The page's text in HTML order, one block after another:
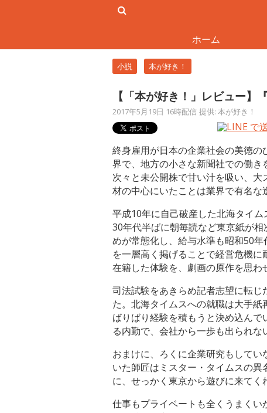
ホーム
小説 本が好き！
【「本が好き！」レビュー】
2017年5月19日 16時配信 提供: 本が好き！
終身雇用が日本の企業社会の美徳
界で、地方の小さな新聞社での働
次々と未公開株で甘い汁を吸い、
材の中心にいたことは業界で有名な
平成10年に自己破産した北海タイ
30年代半ばに朝毎読など東京紙が
めが常態化し、給与水準も昭和50
を一層高く掲げることで経営危機
在籍した体験を、劇画の原作を思わ
司法試験をあきらめ記者志望に転
た。北海タイムスへの就職は大手
ばりばり経験を積もうと決め込ん
る内勤で、会社から一歩も出られな
おまけに、ろくに企業研究もして
いた師匠はミスター・タイムスの
に、せっかく東京から遊びに来てく
仕事もプライベートも全くうまく